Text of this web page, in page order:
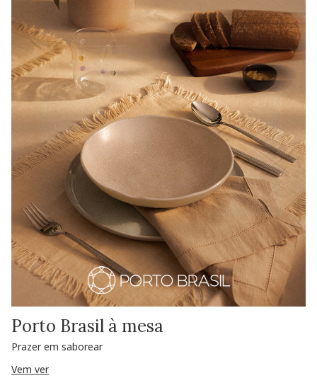
Porto Brasil à mesa
Prazer em saborear
Vem ver